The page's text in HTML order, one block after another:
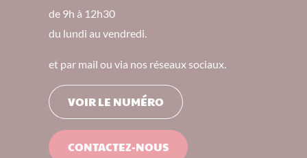
de 9h à 12h30
du lundi au vendredi.
et par mail ou via nos réseaux sociaux.
VOIR LE NUMÉRO
CONTACTEZ-NOUS